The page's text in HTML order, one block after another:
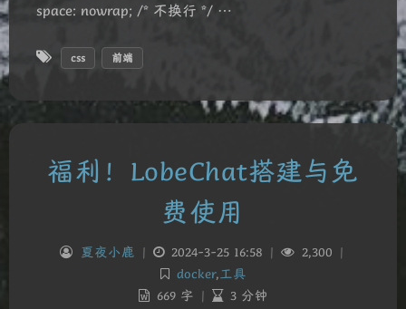
space: nowrap; /* 不换行 */ …
css 前端
福利！LobeChat搭建与免
费使用
夏夜小鹿 | 2024-3-25 16:58 | 2,300 |
docker,工具
669 字 | 3 分钟